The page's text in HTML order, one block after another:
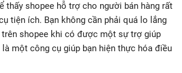
thấy shopee hỗ trợ cho người bán hàng rất
tiện ích. Bạn không cần phải quá lo lắng
trên shopee khi có được một sự trợ giúp
là một công cụ giúp bạn hiện thực hóa điều